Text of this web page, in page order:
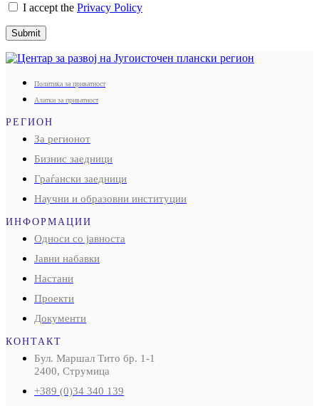
I accept the Privacy Policy
Submit
Политика за приватност
Алатки за приватност
РЕГИОН
За регионот
Бизнис заедници
Граѓански заедници
Научни и образовни институции
ИНФОРМАЦИИ
Односи со јавноста
Јавни набавки
Настани
Проекти
Документи
КОНТАКТ
Бул. Маршал Тито бр. 1-1
2400, Струмица
+389 (0)34 340 139